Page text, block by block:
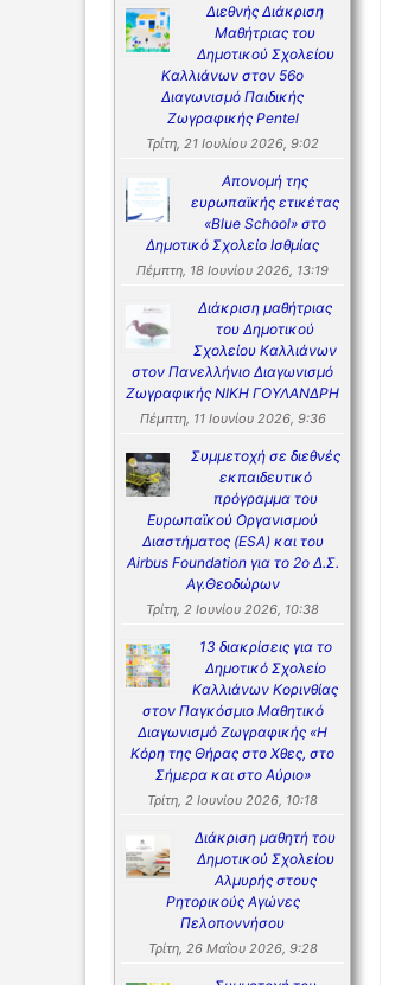
Διεθνής Διάκριση
Μαθήτριας του
Δημοτικού Σχολείου
Καλλιάνων στον 56ο
Διαγωνισμό Παιδικής
Ζωγραφικής Pentel
Τρίτη, 21 Ιουλίου 2026, 9:02
Απονομή της
ευρωπαϊκής ετικέτας
«Blue School» στο
Δημοτικό Σχολείο Ισθμίας
Πέμπτη, 18 Ιουνίου 2026, 13:19
Διάκριση μαθήτριας
του Δημοτικού
Σχολείου Καλλιάνων
στον Πανελλήνιο Διαγωνισμό
Ζωγραφικής ΝΙΚΗ ΓΟΥΛΑΝΔΡΗ
Πέμπτη, 11 Ιουνίου 2026, 9:36
Συμμετοχή σε διεθνές
εκπαιδευτικό
πρόγραμμα του
Ευρωπαϊκού Οργανισμού
Διαστήματος (ESA) και του
Airbus Foundation για το 2ο Δ.Σ.
Αγ.Θεοδώρων
Τρίτη, 2 Ιουνίου 2026, 10:38
13 διακρίσεις για το
Δημοτικό Σχολείο
Καλλιάνων Κορινθίας
στον Παγκόσμιο Μαθητικό
Διαγωνισμό Ζωγραφικής «Η
Κόρη της Θήρας στο Χθες, στο
Σήμερα και στο Αύριο»
Τρίτη, 2 Ιουνίου 2026, 10:18
Διάκριση μαθητή του
Δημοτικού Σχολείου
Αλμυρής στους
Ρητορικούς Αγώνες
Πελοποννήσου
Τρίτη, 26 Μαΐου 2026, 9:28